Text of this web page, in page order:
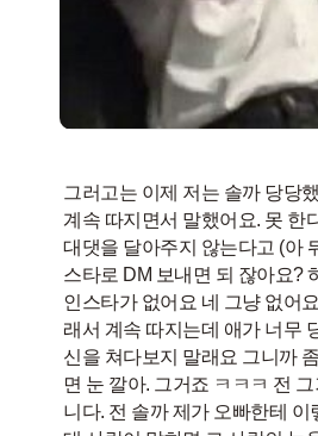
그러고는 이제 저는 솔까 당당
계속 따지면서 말했어요. 못 한
대댓을 달아주지 않는다고 (아
스타로 DM 보내면 되 잖아요?
인스타가 없어요 네 그냥 없어
래서 계속 따지는데 애가 너무
신을 쳐다보지 말래요 그니까
면 눈 깔아. 그거죠 ㅋㅋㅋ 전
니다. 전 솔까 제가 오빠한테 이